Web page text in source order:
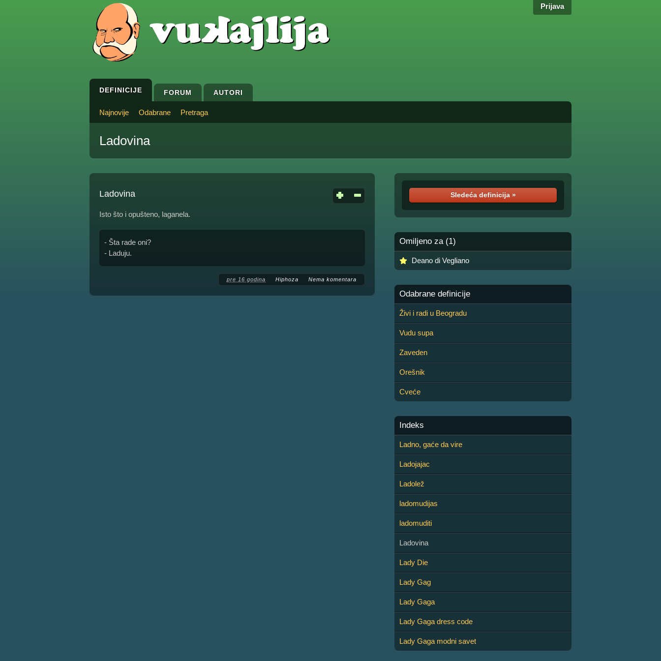
Prijava
DEFINICIJE FORUM AUTORI
Najnovije Odabrane Pretraga
Ladovina
Ladovina
Isto što i opušteno, laganela.
- Šta rade oni?
- Laduju.
pre 16 godina Hiphoza Nema komentara
Sledeća definicija »
Omiljeno za (1)
Deano di Vegliano
Odabrane definicije
Živi i radi u Beogradu
Vudu supa
Zaveden
Orešnik
Cveće
Indeks
Ladno, gaće da vire
Ladojajac
Ladolež
ladomudijas
ladomuditi
Ladovina
Lady Die
Lady Gag
Lady Gaga
Lady Gaga dress code
Lady Gaga modni savet